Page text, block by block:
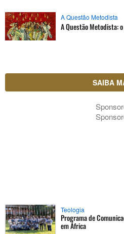
A Questão Metodista
A Questão Metodista:
SAIBA
Teologia
Programa de
em África